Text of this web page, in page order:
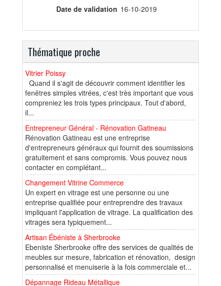
Date de validation 16-10-2019
Thématique proche
Vitrier Poissy
Quand il s'agit de découvrir comment identifier les
fenêtres simples vitrées, c'est très important que vous
compreniez les trois types principaux. Tout d'abord,
il...
Entrepreneur Général - Rénovation Gatineau
Rénovation Gatineau est une entreprise
d'entrepreneurs généraux qui fournit des soumissions
gratuitement et sans compromis. Vous pouvez nous
contacter en complétant...
Changement Vitrine Commerce
Un expert en vitrage est une personne ou une
entreprise qualifiée pour entreprendre des travaux
impliquant l'application de vitrage. La qualification des
vitrages sera typiquement...
Artisan Ébéniste à Sherbrooke
Ebeniste Sherbrooke offre des services de qualités de
meubles sur mesure, fabrication et rénovation, design
personnalisé et menuiserie à la fois commerciale et...
Dépannage Rideau Métallique